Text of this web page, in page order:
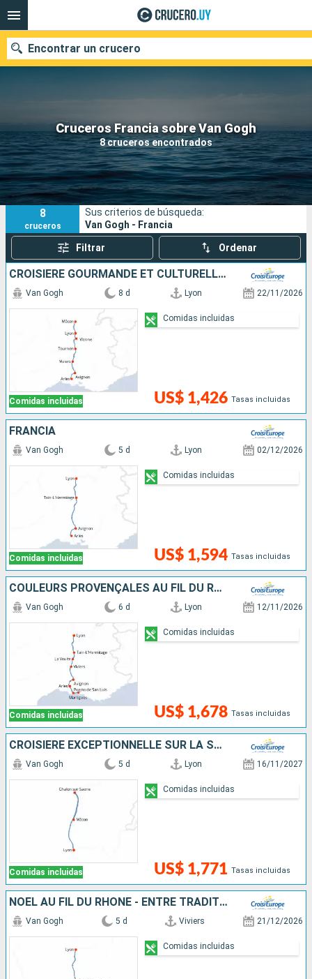
Cruceros Francia sobre Van Gogh
8 cruceros encontrados
Encontrar un crucero
Nuestros destinos
Fecha de salida
Puertos Compañías
8
cruceros
Sus criterios de búsqueda:
Van Gogh - Francia
Filtrar Ordenar
CROISIÈRE GOURMANDE ET CULTURELLE AU FIL DE LA SAÔNE ET DU RHÔNE, L'ART DE VIVRE À LA FRANÇAISE
Comidas incluidas
Van Gogh 8 d Lyon 22/11/2026
US$ 1,426 Tasas incluidas
Comidas incluidas
FRANCIA
Comidas incluidas
Van Gogh 5 d Lyon 02/12/2026
US$ 1,594 Tasas incluidas
Comidas incluidas
COULEURS PROVENÇALES AU FIL DU RHÔNE
Comidas incluidas
Van Gogh 6 d Lyon 12/11/2026
US$ 1,678 Tasas incluidas
Comidas incluidas
CROISIÈRE EXCEPTIONNELLE SUR LA SAÔNE POUR CÉLÉBRER LE BEAUJOLAIS NOUVEAU
Comidas incluidas
Van Gogh 5 d Lyon 16/11/2027
US$ 1,771 Tasas incluidas
Comidas incluidas
NOËL AU FIL DU RHÔNE - ENTRE TRADITIONS, DÉCOUVERTES HISTORIQUES ET MOMENTS GOURMANDS
Van Gogh 5 d Viviers 21/12/2026
Comidas incluidas